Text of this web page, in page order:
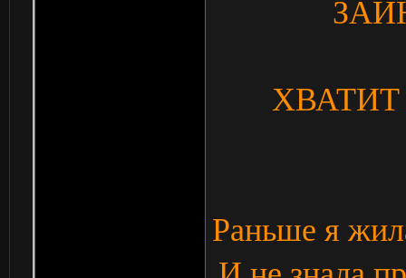
ХВАТИТ
Раньше я